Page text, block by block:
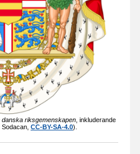
danska riksgemenskapen , inkluderande
CC-BY-SA-4.0).